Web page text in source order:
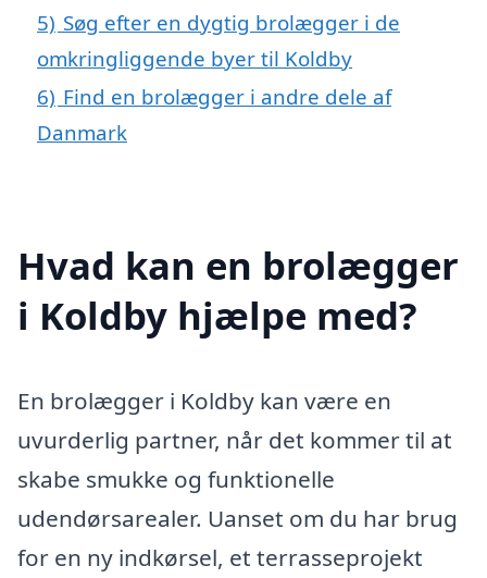
5) Søg efter en dygtig brolægger i de
omkringliggende byer til Koldby
6) Find en brolægger i andre dele af
Danmark
Hvad kan en brolægger
i Koldby hjælpe med?
En brolægger i Koldby kan være en
uvurderlig partner, når det kommer til at
skabe smukke og funktionelle
udendørsarealer. Uanset om du har brug
for en ny indkørsel, et terrasseprojekt